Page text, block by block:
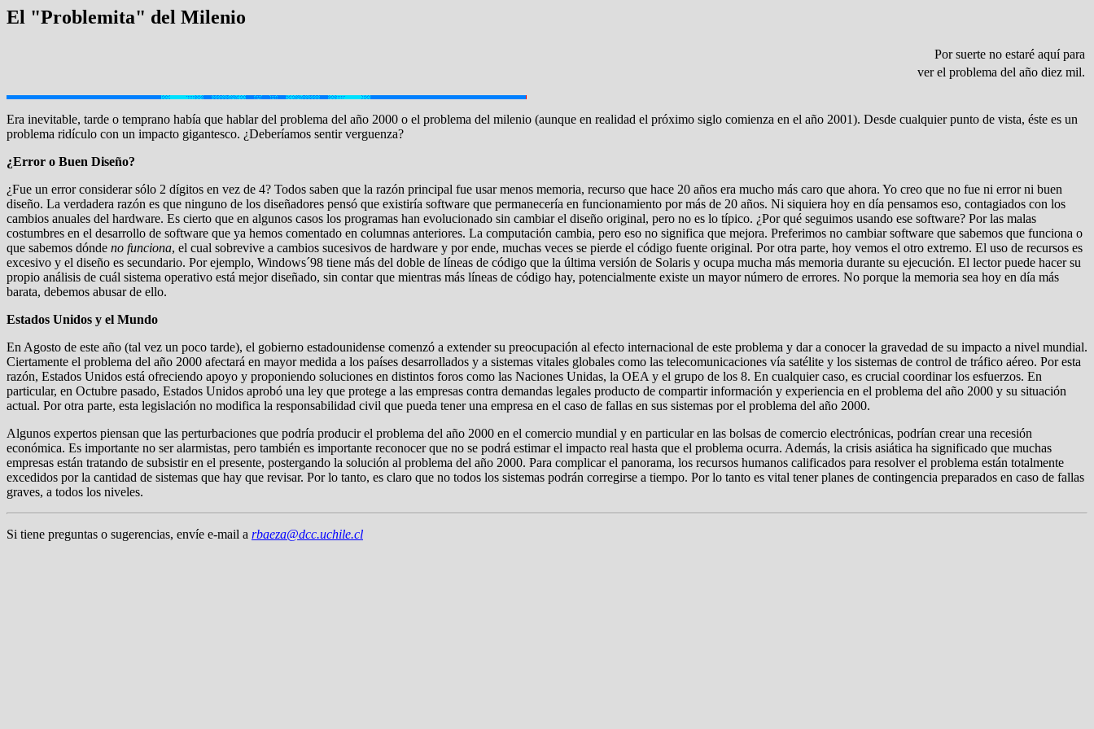
El "Problemita" del Milenio
Por suerte no estaré aquí para
ver el problema del año diez mil.
Era inevitable, tarde o temprano había que hablar del problema del año 2000 o el problema del milenio (aunque en realidad el próximo siglo comienza en el año 2001). Desde cualquier punto de vista, éste es un
problema ridículo con un impacto gigantesco. ¿Deberíamos sentir verguenza?
¿Error o Buen Diseño?
¿Fue un error considerar sólo 2 dígitos en vez de 4? Todos saben que la razón principal fue usar menos memoria, recurso que hace 20 años era mucho más caro que ahora. Yo creo que no fue ni error ni buen
diseño. La verdadera razón es que ninguno de los diseñadores pensó que existiría software que permanecería en funcionamiento por más de 20 años. Ni siquiera hoy en día pensamos eso, contagiados con los
cambios anuales del hardware. Es cierto que en algunos casos los programas han evolucionado sin cambiar el diseño original, pero no es lo típico. ¿Por qué seguimos usando ese software? Por las malas
costumbres en el desarrollo de software que ya hemos comentado en columnas anteriores. La computación cambia, pero eso no significa que mejora. Preferimos no cambiar software que sabemos que funciona o
que sabemos dónde no funciona, el cual sobrevive a cambios sucesivos de hardware y por ende, muchas veces se pierde el código fuente original. Por otra parte, hoy vemos el otro extremo. El uso de recursos es
excesivo y el diseño es secundario. Por ejemplo, Windows´98 tiene más del doble de líneas de código que la última versión de Solaris y ocupa mucha más memoria durante su ejecución. El lector puede hacer su
propio análisis de cuál sistema operativo está mejor diseñado, sin contar que mientras más líneas de código hay, potencialmente existe un mayor número de errores. No porque la memoria sea hoy en día más
barata, debemos abusar de ello.
Estados Unidos y el Mundo
En Agosto de este año (tal vez un poco tarde), el gobierno estadounidense comenzó a extender su preocupación al efecto internacional de este problema y dar a conocer la gravedad de su impacto a nivel mundial.
Ciertamente el problema del año 2000 afectará en mayor medida a los países desarrollados y a sistemas vitales globales como las telecomunicaciones vía satélite y los sistemas de control de tráfico aéreo. Por esta
razón, Estados Unidos está ofreciendo apoyo y proponiendo soluciones en distintos foros como las Naciones Unidas, la OEA y el grupo de los 8. En cualquier caso, es crucial coordinar los esfuerzos. En
particular, en Octubre pasado, Estados Unidos aprobó una ley que protege a las empresas contra demandas legales producto de compartir información y experiencia en el problema del año 2000 y su situación
actual. Por otra parte, esta legislación no modifica la responsabilidad civil que pueda tener una empresa en el caso de fallas en sus sistemas por el problema del año 2000.
Algunos expertos piensan que las perturbaciones que podría producir el problema del año 2000 en el comercio mundial y en particular en las bolsas de comercio electrónicas, podrían crear una recesión
económica. Es importante no ser alarmistas, pero también es importante reconocer que no se podrá estimar el impacto real hasta que el problema ocurra. Además, la crisis asiática ha significado que muchas
empresas están tratando de subsistir en el presente, postergando la solución al problema del año 2000. Para complicar el panorama, los recursos humanos calificados para resolver el problema están totalmente
excedidos por la cantidad de sistemas que hay que revisar. Por lo tanto, es claro que no todos los sistemas podrán corregirse a tiempo. Por lo tanto es vital tener planes de contingencia preparados en caso de fallas
graves, a todos los niveles.
Si tiene preguntas o sugerencias, envíe e-mail a rbaeza@dcc.uchile.cl